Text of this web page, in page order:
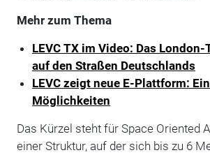
Mehr zum Thema
LEVC TX im Video: Das
auf den Straßen Deutschlands
LEVC zeigt neue E-Plattform:
Möglichkeiten
Das Kürzel steht für Space Oriented
einer Struktur, auf der sich bis zu 6